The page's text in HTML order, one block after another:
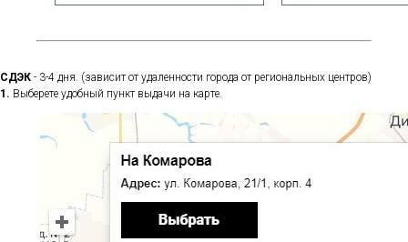
СДЭК - 3-4 дня. (зависит от удаленности города от региональных центров)
1. Выберете удобный пункт выдачи на карте.